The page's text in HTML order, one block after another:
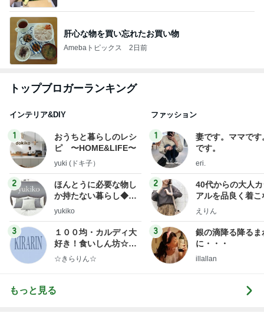
肝心な物を買い忘れたお買い物
Amebaトピックス 2日前
トップブロガーランキング
インテリア&DIY
1
おうちと暮らしのレシ
ピ 〜HOME&LIFE〜
yuki (ドキ子）
2
ほんとうに必要な物し
か持たない暮らし◆Ke
ep Life Simple◆〜イ
yukiko
3
１００均・カルディ大
好き！食いしん坊☆き
らりん☆のブログ
☆きらりん☆
ファッション
1
妻です。ママです
です。
eri.
2
40代からの大人
アルを品良く着こ
ファッションブロ
えりん
3
銀の滴降る降るま
に・・・
illallan
もっと見る